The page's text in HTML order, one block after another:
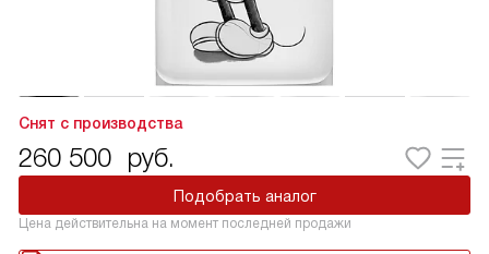
Снят с производства
260 500 руб.
Подобрать аналог
Цена действительна на момент последней продажи